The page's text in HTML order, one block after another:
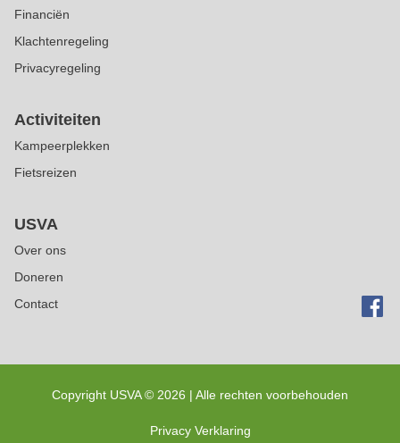
Financiën
Klachtenregeling
Privacyregeling
Activiteiten
Kampeerplekken
Fietsreizen
USVA
Over ons
Doneren
Contact
Copyright USVA © 2026 | Alle rechten voorbehouden
Privacy Verklaring